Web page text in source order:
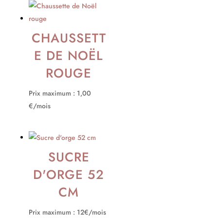
CHAUSSETT
E DE NOËL
ROUGE
Prix maximum : 1,00
€/mois
SUCRE
D'ORGE 52
CM
Prix maximum : 12€/mois